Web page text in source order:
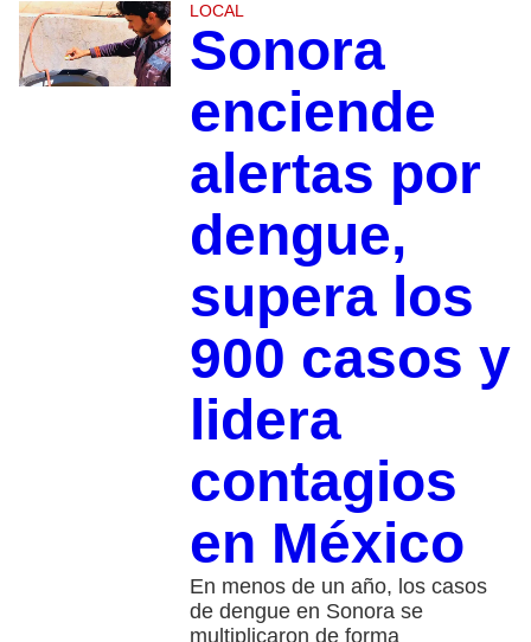
LOCAL
Sonora
enciende
alertas por
dengue,
supera los
900 casos y
lidera
contagios
en México
En menos de un año, los casos
de dengue en Sonora se
multiplicaron de forma